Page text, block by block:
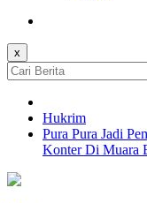
x
Hukrim
Pura Pura Jadi
Konter Di Muara